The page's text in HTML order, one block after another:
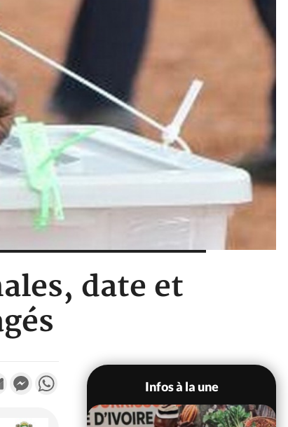
date et
Gmail MessengerWhatsApp
Infos à la une